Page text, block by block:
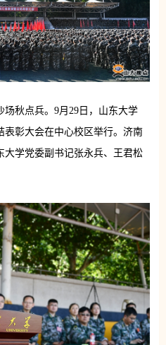
场秋点兵。9月29日，山东大学
表彰大会在中心校区举行。济南
学党委副书记张永兵、王君松